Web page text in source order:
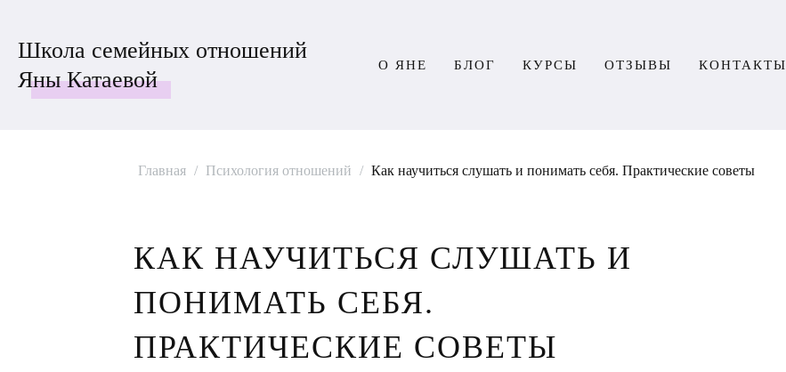
Школа семейных отношений
Яны Катаевой
О ЯНЕ БЛОГ КУРСЫ ОТЗЫВЫ КОНТАКТЫ
Главная / Психология отношений / Как научиться слушать и понимать себя. Практические советы
КАК НАУЧИТЬСЯ СЛУШАТЬ И
ПОНИМАТЬ СЕБЯ.
ПРАКТИЧЕСКИЕ СОВЕТЫ